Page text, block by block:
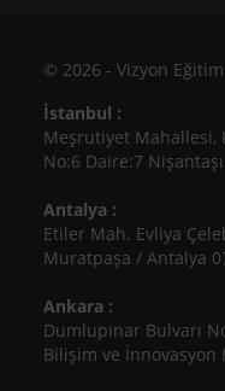
© 2026 - Vizyon
İstanbul :
Meşrutiyet Mahallesi,
No:6 Daire:7
Antalya :
Etiler Mah. Evliya
Muratpaşa / Antalya
Ankara :
Dumlupınar Bulvarı
Bilişim ve İnnovasyon